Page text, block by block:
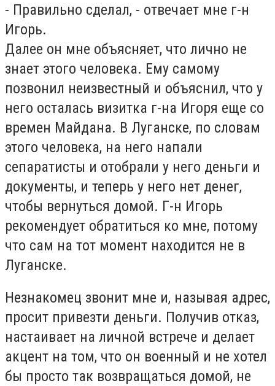
- Правильно сделал, - отвечает мне г-н
Игорь.
Далее он мне объясняет, что лично не
знает этого человека. Ему самому
позвонил неизвестный и объяснил, что у
него осталась визитка г-на Игоря еще со
времен Майдана. В Луганске, по словам
этого человека, на него напали
сепаратисты и отобрали у него деньги и
документы, и теперь у него нет денег,
чтобы вернуться домой. Г-н Игорь
рекомендует обратиться ко мне, потому
что сам на тот момент находится не в
Луганске.
Незнакомец звонит мне и, называя адрес,
просит привезти деньги. Получив отказ,
настаивает на личной встрече и делает
акцент на том, что он военный и не хотел
бы просто так возвращаться домой, не